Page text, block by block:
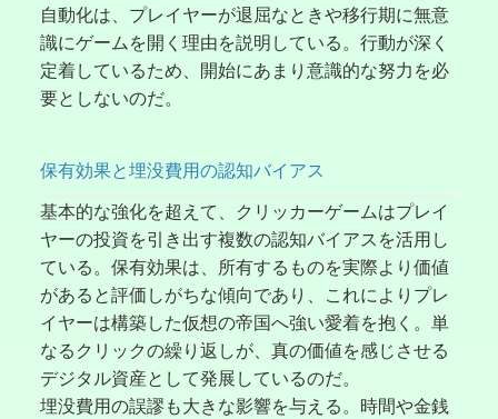
自動化は、プレイヤーが退屈なときや移行期に無意
識にゲームを開く理由を説明している。行動が深く
定着しているため、開始にあまり意識的な努力を必
要としないのだ。
保有効果と埋没費用の認知バイアス
基本的な強化を超えて、クリッカーゲームはプレイ
ヤーの投資を引き出す複数の認知バイアスを活用し
ている。保有効果は、所有するものを実際より価値
があると評価しがちな傾向であり、これによりプレ
イヤーは構築した仮想の帝国へ強い愛着を抱く。単
なるクリックの繰り返しが、真の価値を感じさせる
デジタル資産として発展しているのだ。
埋没費用の誤謬も大きな影響を与える。時間や金銭